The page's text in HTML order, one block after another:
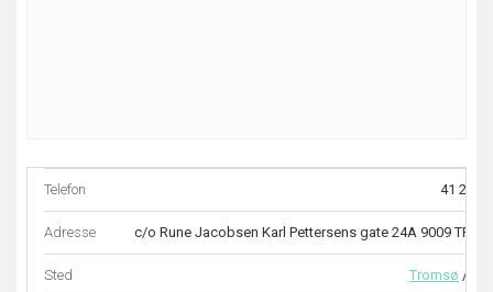
Telefon 41 21
Adresse c/o Rune Jacobsen Karl Pettersens gate 24A 9009
Sted Tromsø /